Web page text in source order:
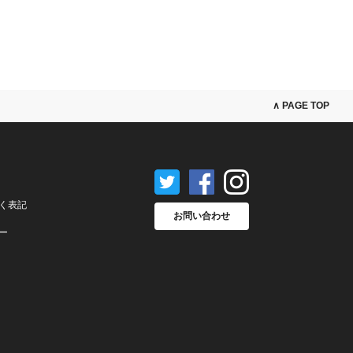
∧ PAGE TOP
表記
お問い合わせ